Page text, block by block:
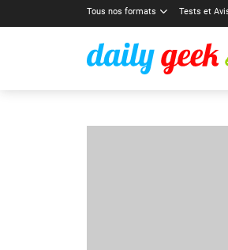
Tous nos formats Tests et